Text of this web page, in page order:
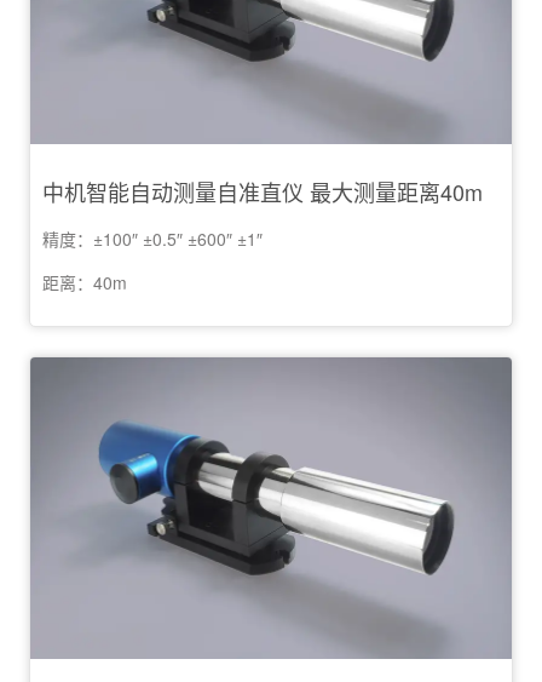
中机智能自动测量自准直仪 最大测量距离40m
精度：±100″ ±0.5″ ±600″ ±1″
距离：40m